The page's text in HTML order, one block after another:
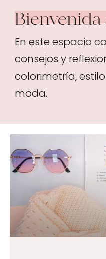
Bienvenida
En este espacio
consejos y
colorimetría,
moda.